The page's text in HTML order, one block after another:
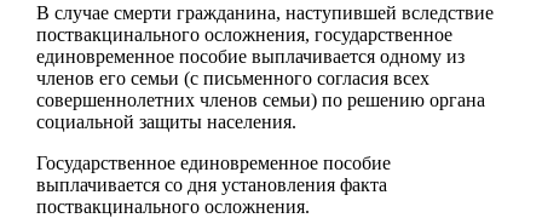
В случае смерти гражданина, наступившей вследствие
поствакцинального осложнения, государственное
единовременное пособие выплачивается одному из
членов его семьи (с письменного согласия всех
совершеннолетних членов семьи) по решению органа
социальной защиты населения.
Государственное единовременное пособие
выплачивается со дня установления факта
поствакцинального осложнения.